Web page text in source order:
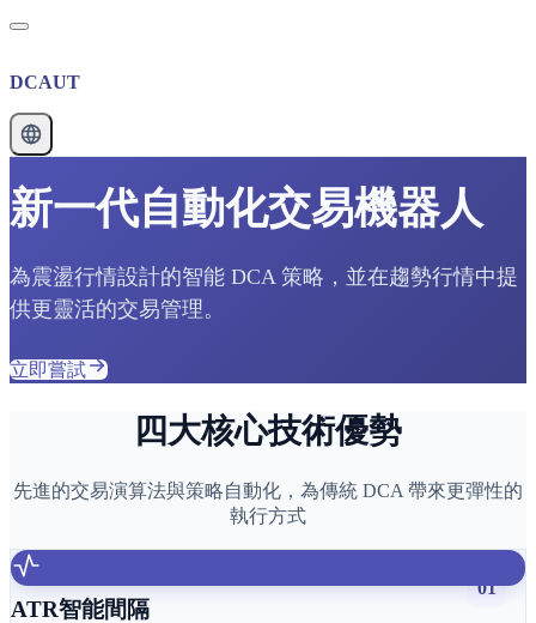
DCAUT
新一代自動化交易機器人
為震盪行情設計的智能 DCA 策略，並在趨勢行情中提
供更靈活的交易管理。
立即嘗試
四大核心技術優勢
先進的交易演算法與策略自動化，為傳統 DCA 帶來更彈性的
執行方式
01
ATR智能間隔